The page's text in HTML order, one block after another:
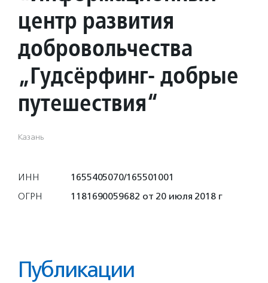
центр развития
добровольчества
„Гудсёрфинг- добрые
путешествия“
Казань
ИНН
1655405070/165501001
ОГРН
1181690059682 от 20 июля 2018 г
Публикации